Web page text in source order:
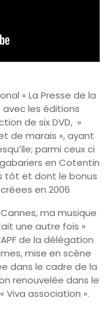
« La Presse de la
les éditions
de six DVD, »
de marais », ayant
parmi ceux ci
en Cotentin
tôt et dont le bonus
en 2006
ma musique
une autre fois »
de la délégation
mise en scène
dans le cadre de la
renouvelée dans le
Viva association ».